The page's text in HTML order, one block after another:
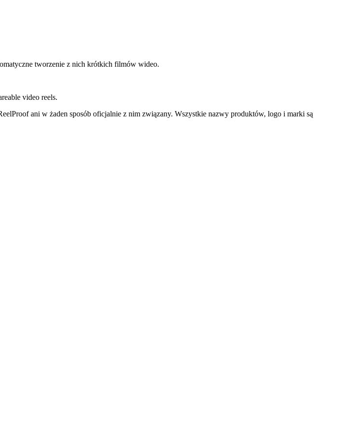
tworzenie z nich krótkich filmów wideo.
video reels.
ani w żaden sposób oficjalnie z nim związany. Wszystkie nazwy produktów, logo i marki są